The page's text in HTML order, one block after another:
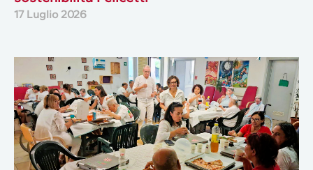
17 Luglio 2026